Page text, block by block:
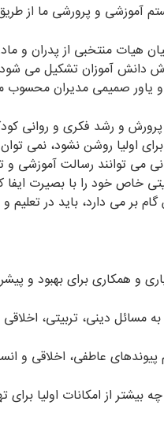
آموزشی و پرورشی ما از
هیات منتخبی از پدران
دانش آموزان تشکیل می
و یاور صمیمی مدیران
و رشد فکری و روانی
اولیا روشن نشود، نمی
می توانند رسالت آموزشی
خاص خود را با بصیرت ایفا
بر می دارد، باید در
و همکاری برای بهبود و